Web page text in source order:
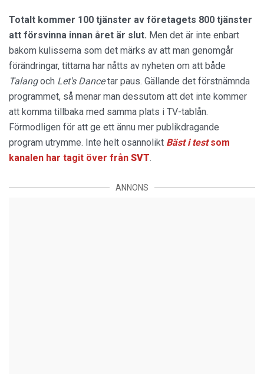
Totalt kommer 100 tjänster av företagets 800 tjänster
att försvinna innan året är slut. Men det är inte enbart
bakom kulisserna som det märks av att man genomgår
förändringar, tittarna har nåtts av nyheten om att både
Talangoch Let's Dancetar paus. Gällande det förstnämnda
programmet, så menar man dessutom att det inte kommer
att komma tillbaka med samma plats i TV-tablån.
Förmodligen för att ge ett ännu mer publikdragande
program utrymme. Inte helt osannolikt Bäst i testsom
kanalen har tagit över från SVT.
ANNONS